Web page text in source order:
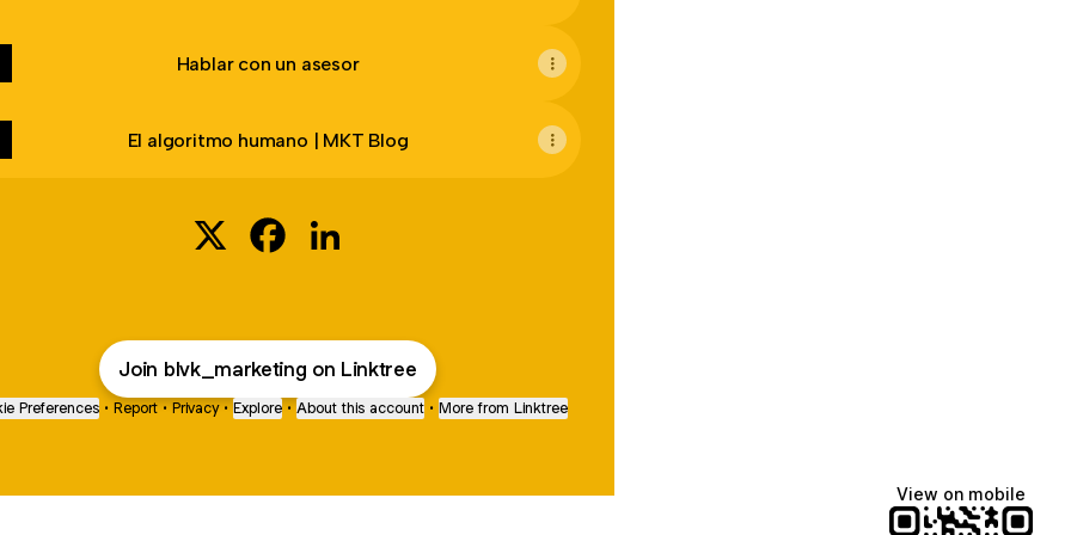
Hablar con un asesor
El algoritmo humano | MKT Blog
Join blvk_marketing on Linktree
Preferences • Report • Privacy • Explore • About this account • More from Linktree
View on mobile